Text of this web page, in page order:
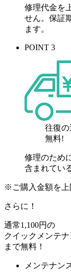
修理代金を
せん。保証
ます。
POINT 3
往復
無料!
修理のため
含まれてい
※ご購入金額を上
さらに！
通常1,100円の
クイックメンテナ
まで無料 ！
メンテナン